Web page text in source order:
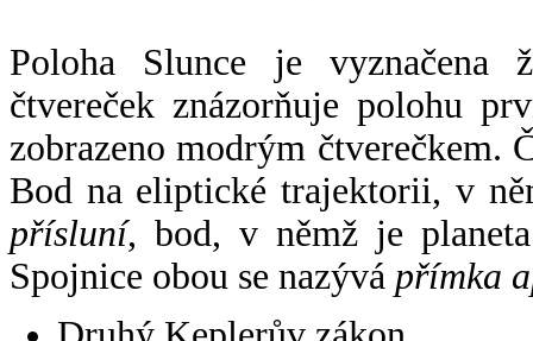
Poloha Slunce je vyznačena
čtvereček znázorňuje polohu
zobrazeno modrým čtverečkem.
Bod na eliptické trajektorii, v
přísluní, bod, v němž je
Spojnice obou se nazývá přímka